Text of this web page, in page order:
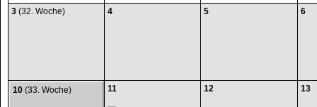
3 (32. Woche) 4 5 6
10 (33. Woche) 11 12 13